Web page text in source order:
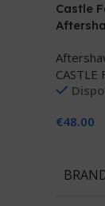
Castle
CASTLE
€48.00